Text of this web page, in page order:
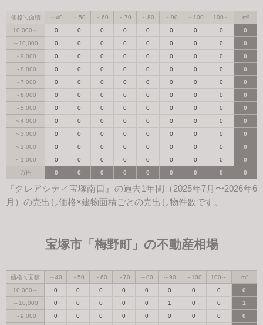
価格＼面積 ～40 ～50 ～60 ～70 ～80 ～90 ～100 100～
m²
10,000～
0 0 0 0 0 0 0 0
0
～10,000
0 0 0 0 0 0 0 0
0
～9,000
0 0 0 0 0 0 0 0
0
～8,000
0 0 0 0 0 0 0 0
0
～7,000
0 0 0 0 0 0 0 0
0
～6,000
0 0 0 0 0 0 0 0
0
～5,000
0 0 0 0 0 0 0 0
0
～4,000
0 0 0 0 0 0 0 0
0
～3,000
0 0 0 0 0 0 0 0
0
～2,000
0 0 0 0 0 0 0 0
0
～1,000
0 0 0 0 0 0 0 0
0
万円
0 0 0 0 0 0 0 0 0
『クレアシティ宝塚南口』の過去1年間（2025年7月〜2026年6
月）の売出し価格×建物面積ごとの売出し物件数です。
宝塚市「梅野町」の不動産相場
価格＼面積 ～40 ～50 ～60 ～70 ～80 ～90 ～100 100～
m²
10,000～
0 0 0 0 0 0 0 0
0
～10,000
0 0 0 0 0 1 0 0
1
～9,000
0 0 0 0 0 0 0 0
0